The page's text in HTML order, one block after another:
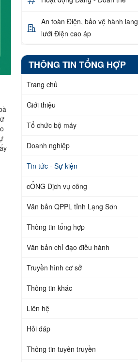
An toàn Điện, bảo vệ hành lang
lưới Điện cao áp
THÔNG TIN TỔNG HỢP
Trang chủ
Giới thiệu
Tổ chức bộ máy
Doanh nghiệp
Tin tức - Sự kiện
cỔNG Dịch vụ công
Văn bản QPPL tỉnh Lạng Sơn
Thông tin tổng hợp
Văn bản chỉ đạo điều hành
Truyền hình cơ sở
Thông tin khác
Liên hệ
Hỏi đáp
Thông tin tuyên truyền